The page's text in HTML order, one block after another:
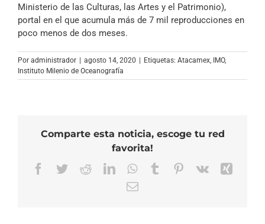
Ministerio de las Culturas, las Artes y el Patrimonio),
portal en el que acumula más de 7 mil reproducciones en
poco menos de dos meses.
Por administrador | agosto 14, 2020 | Etiquetas: Atacamex, IMO,
Instituto Milenio de Oceanografía
Comparte esta noticia, escoge tu red
favorita!
Facebook
TwitterRedditLinkedInWhatsApp
TumblrPinterest
Vk
Xing
Correo